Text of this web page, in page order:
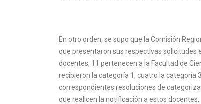
En otro orden, se supo que la Comisión
que presentaron sus respectivas solicitudes
docentes, 11 pertenecen a la Facultad de
recibieron la categoría 1, cuatro la categoría
correspondientes resoluciones de
que realicen la notificación a estos docentes.